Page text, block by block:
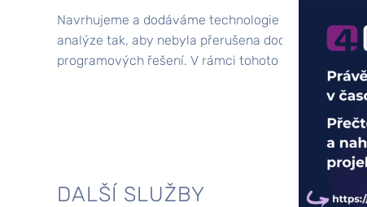
Navrhujeme a dodáváme technologie pro řízení
analýze tak, aby nebyla přerušena dodávka pitné
programových řešení. V rámci tohoto odvětví
DALŠÍ SLUŽBY